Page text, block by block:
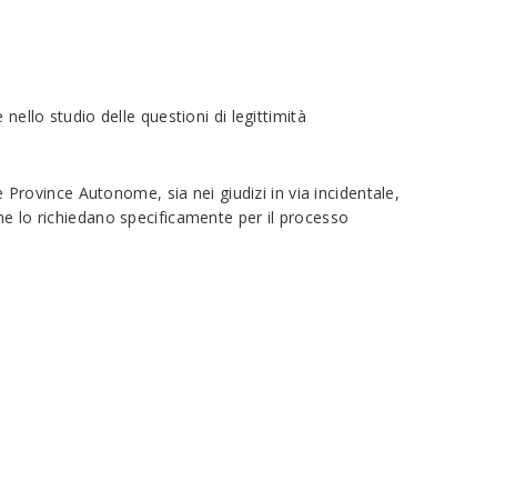
nello studio delle questioni di legittimità
Autonome, sia nei giudizi in via incidentale,
lo richiedano specificamente per il processo